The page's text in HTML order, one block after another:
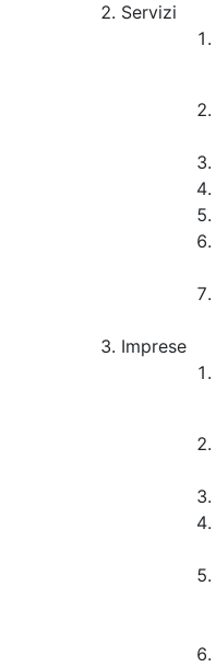
Servizi
Imprese